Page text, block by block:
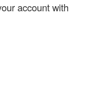
account with